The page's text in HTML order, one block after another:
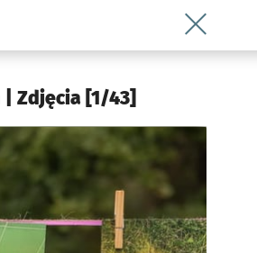
Wróć do
Zdjęcia [1/43]